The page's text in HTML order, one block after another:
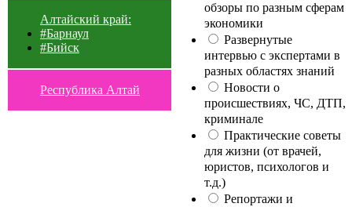
Алтайский край:
#Барнаул
#Бийск
Республика Алтай
обзоры по разным сферам
экономики
Развернутые
интервью с экспертами в
разных областях знаний
Новости о
происшествиях, ЧС, ДТП,
криминале
Практические советы
для жизни (от врачей,
юристов, психологов и
т.д.)
Репортажи и